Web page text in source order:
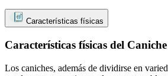
Características físicas
Características físicas del Caniche
Los caniches, además de dividirse en